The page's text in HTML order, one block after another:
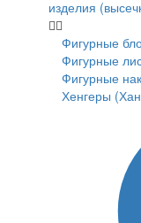
изделия
Фигурные
Фигурные
Фигурные
Хенгеры